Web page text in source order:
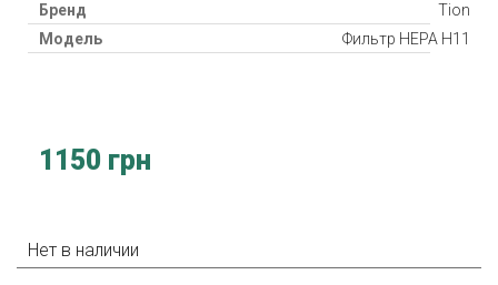
Бренд
Tion
Модель
Фильтр HEPA Н11
1150 грн
Нет в наличии